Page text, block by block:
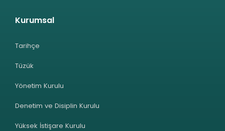
Kurumsal
Tarihçe
Tüzük
Yönetim Kurulu
Denetim ve Disiplin Kurulu
Yüksek İstişare Kurulu